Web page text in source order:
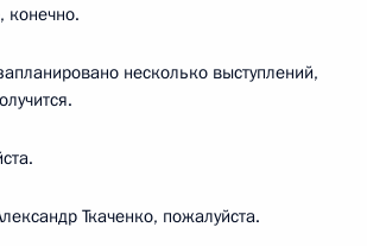
конечно.
несколько выступлений,
Ткаченко, пожалуйста.